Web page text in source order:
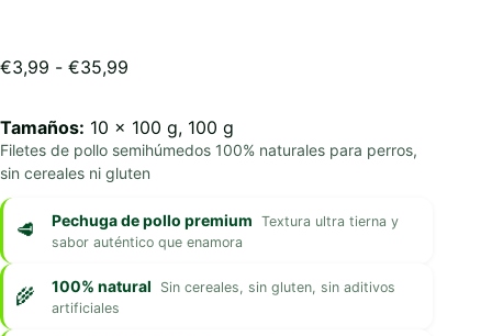
€3,99 - €35,99
desde
€3,99
hasta
Tamaños: 10 x 100 g, 100 g
Filetes de pollo semihúmedos 100% naturales para perros,
sin cereales ni gluten
Pechuga de pollo premium Textura ultra tierna y
sabor auténtico que enamora
100% natural
Sin cereales, sin gluten, sin aditivos
artificiales